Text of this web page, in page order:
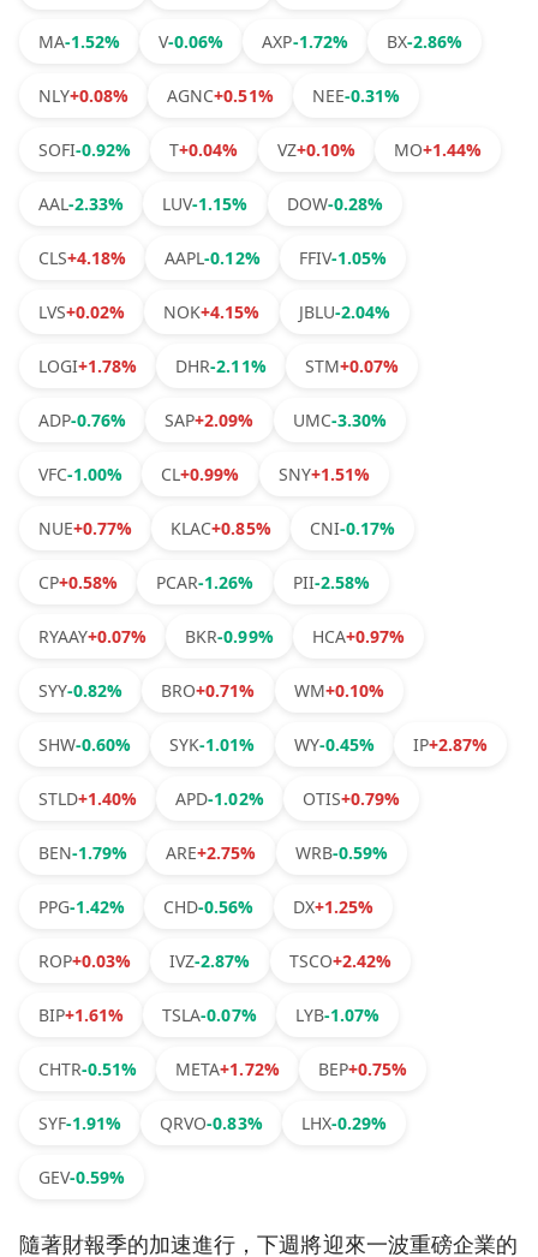
MA-1.52% V-0.06% AXP-1.72% BX-2.86%
NLY+0.08% AGNC+0.51% NEE-0.31%
SOFI-0.92% T+0.04% VZ+0.10% MO+1.44%
AAL-2.33% LUV-1.15% DOW-0.28%
CLS+4.18% AAPL-0.12% FFIV-1.05%
LVS+0.02% NOK+4.15% JBLU-2.04%
LOGI+1.78% DHR-2.11% STM+0.07%
ADP-0.76% SAP+2.09% UMC-3.30%
VFC-1.00% CL+0.99% SNY+1.51%
NUE+0.77% KLAC+0.85% CNI-0.17%
CP+0.58% PCAR-1.26% PII-2.58%
RYAAY+0.07% BKR-0.99% HCA+0.97%
SYY-0.82% BRO+0.71% WM+0.10%
SHW-0.60% SYK-1.01% WY-0.45% IP+2.87%
STLD+1.40% APD-1.02% OTIS+0.79%
BEN-1.79% ARE+2.75% WRB-0.59%
PPG-1.42% CHD-0.56% DX+1.25%
ROP+0.03% IVZ-2.87% TSCO+2.42%
BIP+1.61% TSLA-0.07% LYB-1.07%
CHTR-0.51% META+1.72% BEP+0.75%
SYF-1.91% QRVO-0.83% LHX-0.29%
GEV-0.59%
隨著財報季的加速進行，下週將迎來一波重磅企業的